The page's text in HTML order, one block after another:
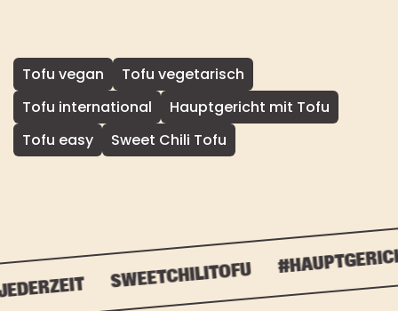
Tofu vegan
Tofu vegetarisch
Tofu international
Hauptgericht mit Tofu
Tofu easy
Sweet Chili Tofu
SWEETCHILITOFU